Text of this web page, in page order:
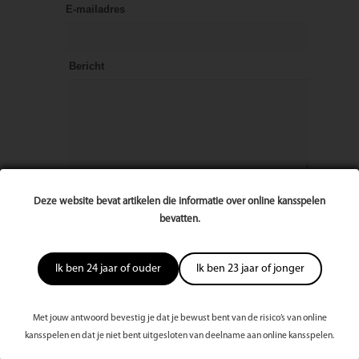
Deze website bevat artikelen die informatie over online kansspelen
bevatten.
Ik ben 24 jaar of ouder Ik ben 23 jaar of jonger
Met jouw antwoord bevestig je dat je bewust bent van de risico’s van online
kansspelen en dat je niet bent uitgesloten van deelname aan online kansspelen.
E-mailadres
Bericht